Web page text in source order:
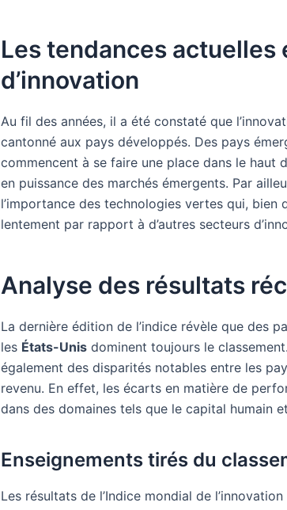
Les tendances actuelles
d’innovation
Au fil des années, il a été constaté que
cantonné aux pays développés. Des pays
commencent à se faire une place dans le haut
en puissance des marchés émergents. Par
l’importance des technologies vertes qui, bien
lentement par rapport à d’autres secteurs
Analyse des résultats
La dernière édition de l’indice révèle que des
les États-Unis dominent toujours le
également des disparités notables entre les
revenu. En effet, les écarts en matière de
dans des domaines tels que le capital humain
Enseignements tirés du
Les résultats de l’Indice mondial de